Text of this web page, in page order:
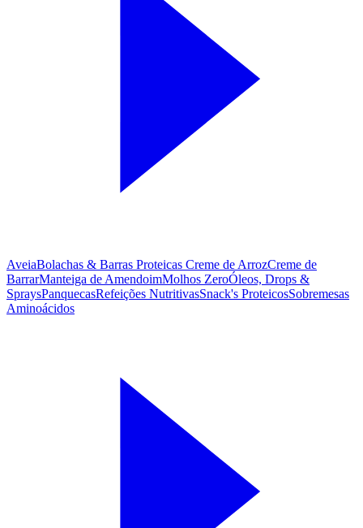
AveiaBolachas & Barras Proteicas Creme de ArrozCreme de
BarrarManteiga de AmendoimMolhos ZeroÓleos, Drops &
SpraysPanquecasRefeições NutritivasSnack's ProteicosSobremesas
Aminoácidos